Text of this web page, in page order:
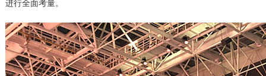
进行全面考量。